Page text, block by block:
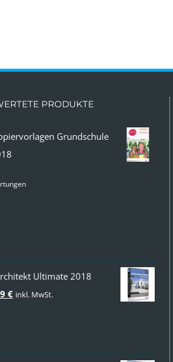
PRODUKTE
Grundschule
Ultimate 2018
€Aktueller
inkl. MwSt.